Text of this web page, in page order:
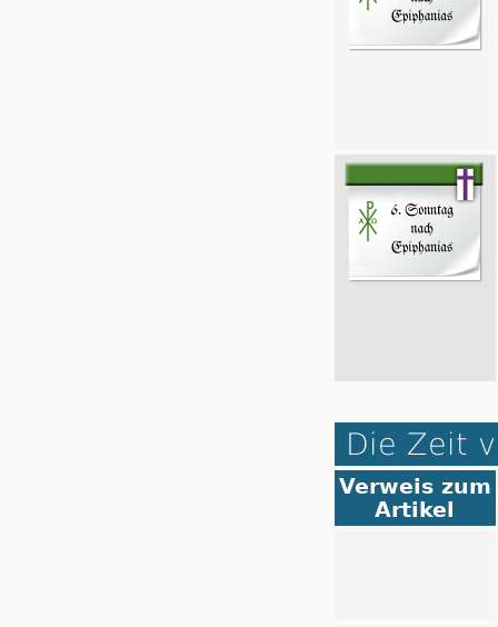
Die Zeit
Verweis zum
Artikel